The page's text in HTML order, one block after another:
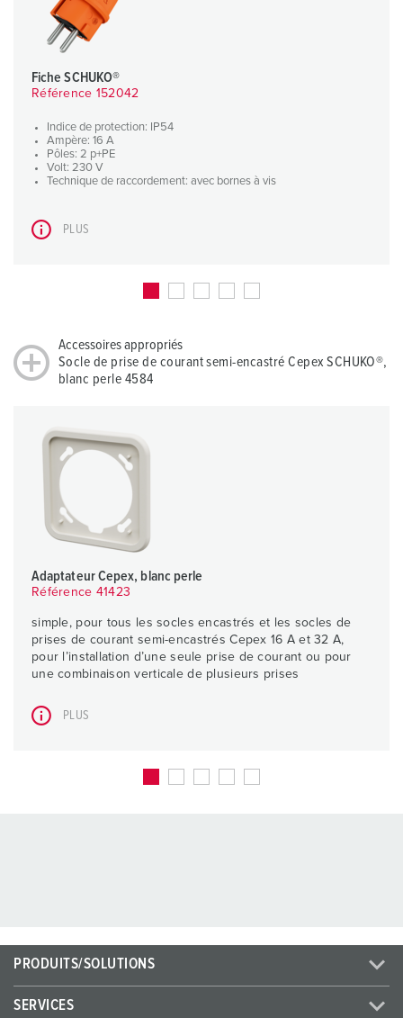
Fiche SCHUKO®
Référence 152042
Indice de protection: IP54
Ampère: 16 A
Pôles: 2 p+PE
Volt: 230 V
Technique de raccordement: avec bornes à vis
PLUS
Accessoires appropriés
Socle de prise de courant semi-encastré Cepex SCHUKO®,
blanc perle 4584
Adaptateur Cepex, blanc perle
Référence 41423
simple, pour tous les socles encastrés et les socles de
prises de courant semi-encastrés Cepex 16 A et 32 A,
pour l’installation d’une seule prise de courant ou pour
une combinaison verticale de plusieurs prises
PLUS
PRODUITS/SOLUTIONS
SERVICES